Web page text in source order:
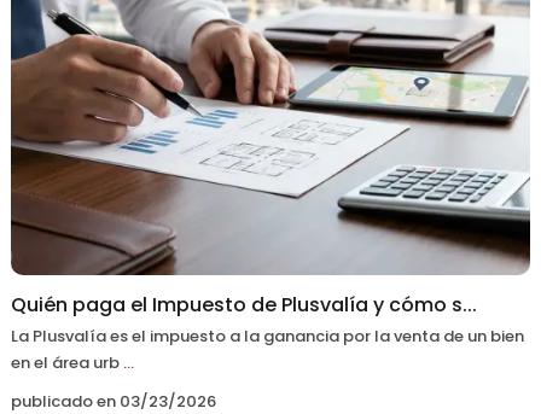
Quién paga el Impuesto de Plusvalía y cómo s...
La Plusvalía es el impuesto a la ganancia por la venta de un bien
en el área urb ...
publicado en 03/23/2026